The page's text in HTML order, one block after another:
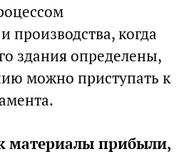
производства, когда
здания определены,
можно приступать к
материалы прибыли,